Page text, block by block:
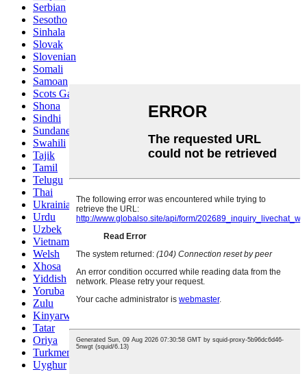
Serbian
Sesotho
Sinhala
Slovak
Slovenian
Somali
Samoan
Scots Gaelic
Shona
Sindhi
Sundanese
Swahili
Tajik
Tamil
Telugu
Thai
Ukrainian
Urdu
Uzbek
Vietnamese
Welsh
Xhosa
Yiddish
Yoruba
Zulu
Kinyarwanda
Tatar
Oriya
Turkmen
Uyghur